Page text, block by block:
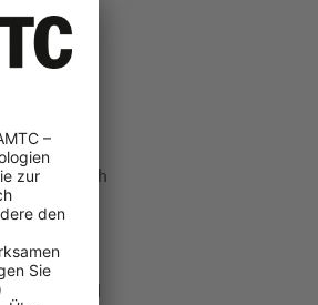
Durch
beläuft sich
Es sind